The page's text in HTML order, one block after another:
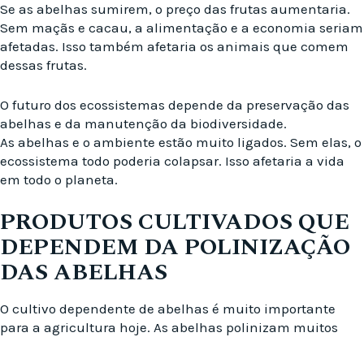
Se as abelhas sumirem, o preço das frutas aumentaria.
Sem maçãs e cacau, a alimentação e a economia seriam
afetadas. Isso também afetaria os animais que comem
dessas frutas.
O futuro dos ecossistemas depende da preservação das
abelhas e da manutenção da biodiversidade.
As abelhas e o ambiente estão muito ligados. Sem elas, o
ecossistema todo poderia colapsar. Isso afetaria a vida
em todo o planeta.
PRODUTOS CULTIVADOS QUE
DEPENDEM DA POLINIZAÇÃO
DAS ABELHAS
O cultivo dependente de abelhas é muito importante
para a agricultura hoje. As abelhas polinizam muitos